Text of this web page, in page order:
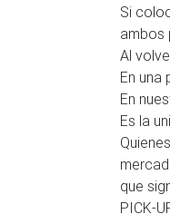
Si
ambos
Al
En una
En
Es la
que
PICK-